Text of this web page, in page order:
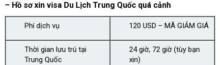
– Hồ sơ xin visa Du Lịch Trung Quốc quá cảnh
Phí dịch vụ 120 USD – MÃ GIẢM GIÁ
Thời gian lưu trú tại
Trung Quốc
24 giờ, 72 giờ (tùy bạn
xin)